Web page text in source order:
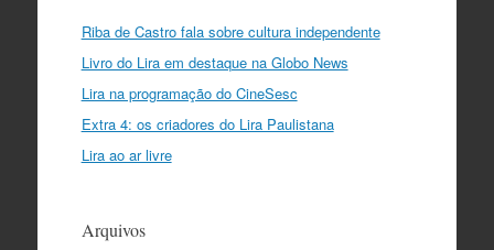
Riba de Castro fala sobre cultura independente
Livro do Lira em destaque na Globo News
Lira na programação do CineSesc
Extra 4: os criadores do Lira Paulistana
Lira ao ar livre
Arquivos